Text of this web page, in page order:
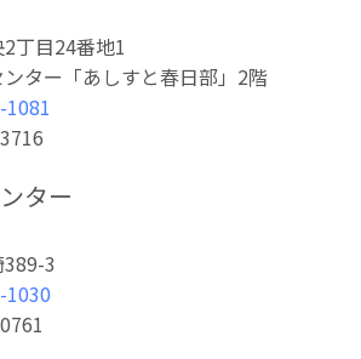
丁目24番地1
ター「あしすと春日部」2階
ター
3
1030